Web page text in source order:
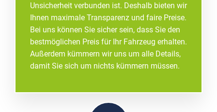
Unsicherheit verbunden ist. Deshalb bieten wir
Ihnen maximale Transparenz und faire Preise.
Bei uns können Sie sicher sein, dass Sie den
bestmöglichen Preis für Ihr Fahrzeug erhalten.
Außerdem kümmern wir uns um alle Details,
damit Sie sich um nichts kümmern müssen.